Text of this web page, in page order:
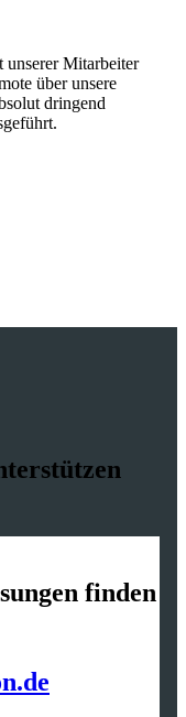
unserer Mitarbeiter
über unsere
dringend
finden